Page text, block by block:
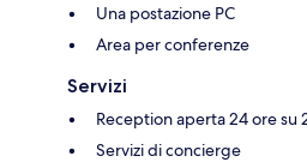
Una postazione PC
Area per conferenze
Servizi
Reception aperta 24 ore su
Servizi di concierge